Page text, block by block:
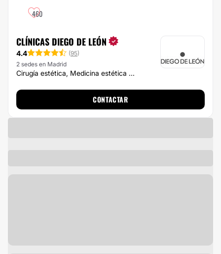
460
CLÍNICAS DIEGO DE LEÓN
4.4 (95)
2 sedes en Madrid
Cirugía estética, Medicina estética ...
CONTACTAR